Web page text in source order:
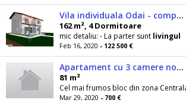
Vila individuala Odai - compartimentare ideala
162 m², 4 Dormitoare
mic detaliu: - La parter sunt livingul
Feb 16, 2020 - 122 500 €
Apartament cu 3 camere nou, superb finisat, ZERO % comision cumparare
81 m²
Mar 29, 2020 - 700 €